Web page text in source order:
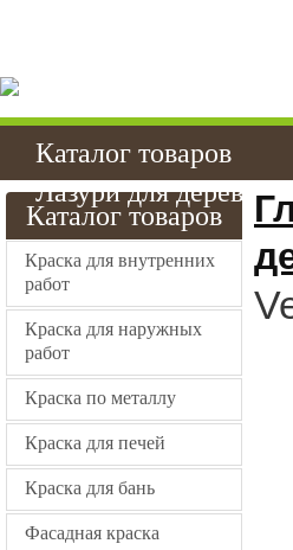
Каталог товаров
Лазури для дерева
Каталог товаров
Краска для внутренних
работ
Краска для наружных
работ
Краска по металлу
Краска для печей
Краска для бань
Фасадная краска